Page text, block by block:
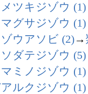
ツキジゾウ (1)
グサジゾウ (1)
ウアソビ (2)→
ダテジゾウ (5)
ミノジゾウ (1)
ルクジゾウ (1)